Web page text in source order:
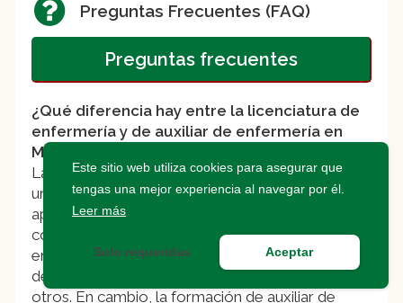
Preguntas Frecuentes (FAQ)
Preguntas frecuentes
¿Qué diferencia hay entre la licenciatura de
enfermería y de auxiliar de enfermería en
Monterrey?
La licenciatura de enfermería es una carrera
universitaria que tiene una duración de
aproximadamente cuatro años y proporciona
conocimientos teóricos y prácticos avanzados
en áreas como la atención al paciente, la gestión
de recursos y la investigación en salud, entre
otros. En cambio, la formación de auxiliar de
Este sitio web utiliza cookies para asegurar que
tengas una mejor experiencia al navegar por él.
Leer más
Solo requeridas Aceptar